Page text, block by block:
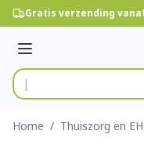
Ga naar de inhoud
Gratis verzending
Menu
Product, merk,
Home / Thuiszorg en